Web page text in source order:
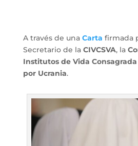
A través de una Carta firmada
Secretario de la CIVCSVA, la
Institutos de Vida Consagrada
por Ucrania.